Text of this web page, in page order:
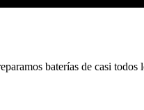
baterías de casi